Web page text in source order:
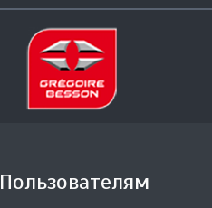
Пользователям